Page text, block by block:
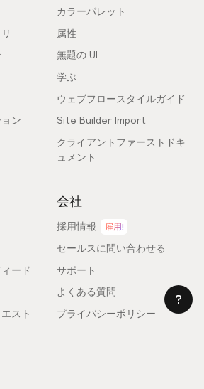
ン
カラーパレット
属性
無題の UI
学ぶ
ウェブフロースタイルガイド
Site Builder Import
クライアントファーストドキ
ュメント
ード
スト
会社
採用情報 雇用!
セールスに問い合わせる
サポート
よくある質問
プライバシーポリシー